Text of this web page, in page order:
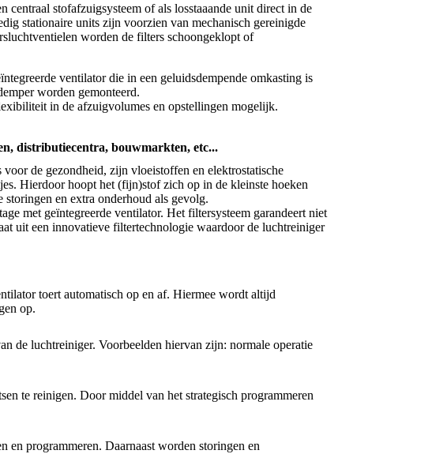
centraal stofafzuigsysteem of als losstaaande unit direct in de
stationaire units zijn voorzien van mechanisch gereinigde
worden de filters schoongeklopt of
ventilator die in een geluidsdempende omkasting is
worden gemonteerd.
in de afzuigvolumes en opstellingen mogelijk.
distributiecentra, bouwmarkten, etc...
de gezondheid, zijn vloeistoffen en elektrostatische
Hierdoor hoopt het (fijn)stof zich op in de kleinste hoeken
storingen en extra onderhoud als gevolg.
met geïntegreerde ventilator. Het filtersysteem garandeert niet
uit een innovatieve filtertechnologie waardoor de luchtreiniger
toert automatisch op en af. Hiermee wordt altijd
op.
de luchtreiniger. Voorbeelden hiervan zijn: normale operatie
te reinigen. Door middel van het strategisch programmeren
programmeren. Daarnaast worden storingen en